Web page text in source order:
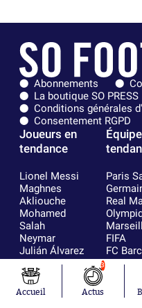
Abonnements
La boutique SO PRESS
Conditions générales
Consentement RGPD
Joueurs en
tendance
Lionel Messi
Maghnes
Akliouche
Mohamed
Salah
Neymar
Julián Álvarez
Ferrán Torres
Kilian Corredor
Franco
Mastantuono
Paris
Real
FIFA
FC
AS
Accueil
3
Actus